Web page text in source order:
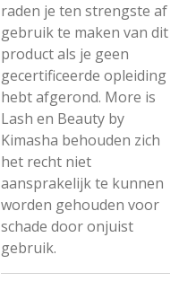
raden je ten strengste af
gebruik te maken van dit
product als je geen
gecertificeerde opleiding
hebt afgerond. More is
Lash en Beauty by
Kimasha behouden zich
het recht niet
aansprakelijk te kunnen
worden gehouden voor
schade door onjuist
gebruik.